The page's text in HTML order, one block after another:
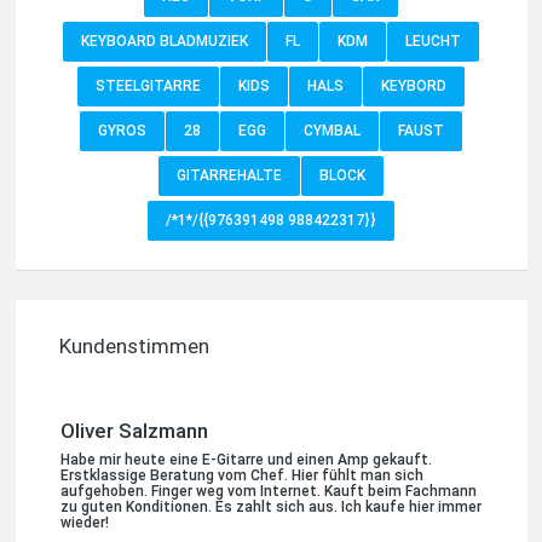
KEYBOARD BLADMUZIEK FL KDM LEUCHT
STEELGITARRE KIDS HALS KEYBORD
GYROS 28 EGG CYMBAL FAUST
GITARREHALTE BLOCK
/*1*/{{976391498 988422317}}
Kundenstimmen
Jessica Druskat
Habe gerade ein neues Yamaha saxophon gekauft. Top
Beratung, sehr freundlich und aufmerksam. Hier wird man
nicht über den Tisch gezogen sondern ehrlich behandelt. Ich
kann nur empfehlen auf Internetkäufe zu verzichten und ein
Instrument beim Fachmann zu kaufen.. Kommen gern
Oliver Salzmann
Habe mir heute eine E-Gitarre und einen Amp gekauft.
Erstklassige Beratung vom Chef. Hier fühlt man sich
aufgehoben. Finger weg vom Internet. Kauft beim Fachmann
zu guten Konditionen. Es zahlt sich aus. Ich kaufe hier immer
wieder!